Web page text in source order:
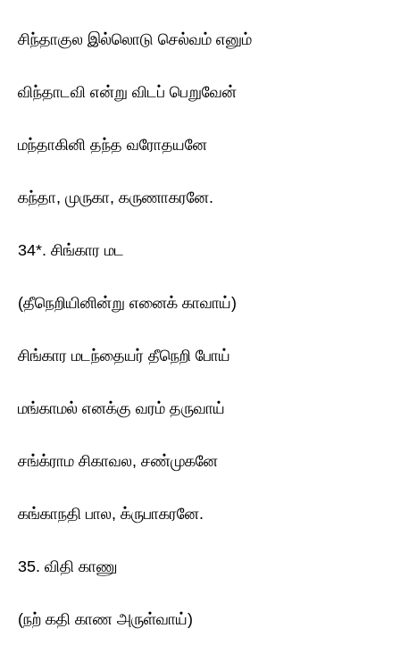
சிந்தாகுல இல்லொடு செல்வம் எனும்
விந்தாடவி என்று விடப் பெறுவேன்
மந்தாகினி தந்த வரோதயனே
கந்தா, முருகா, கருணாகரனே.
34*. சிங்கார மட
(தீநெறியினின்று எனைக் காவாய்)
சிங்கார மடந்தையர் தீநெறி போய்
மங்காமல் எனக்கு வரம் தருவாய்
சங்க்ராம சிகாவல, சண்முகனே
கங்காநதி பால, க்ருபாகரனே.
35. விதி காணு
(நற் கதி காண அருள்வாய்)